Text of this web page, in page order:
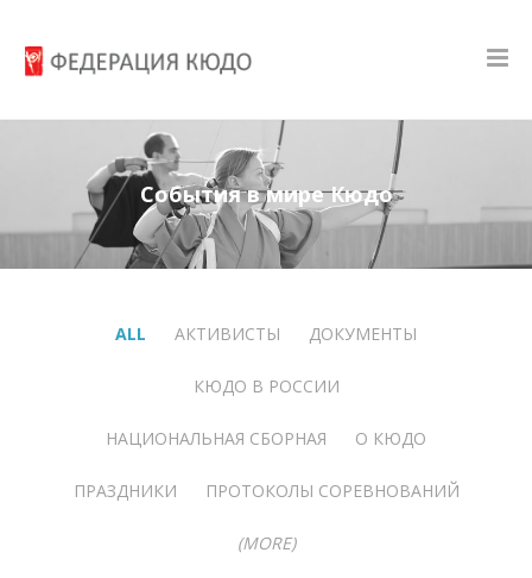
События в мире Кюдо
ALL АКТИВИСТЫ ДОКУМЕНТЫ
КЮДО В РОССИИ
НАЦИОНАЛЬНАЯ СБОРНАЯ О КЮДО
ПРАЗДНИКИ ПРОТОКОЛЫ СОРЕВНОВАНИЙ
(MORE)